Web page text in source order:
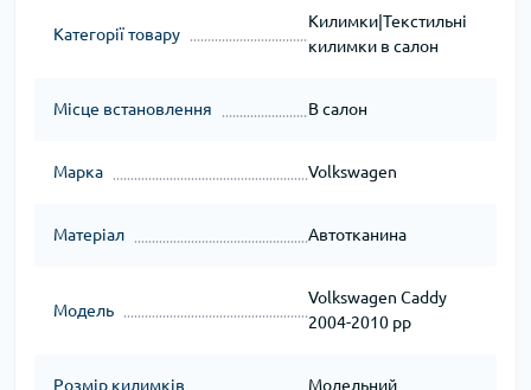
Категорії товару
Килимки|Текстильні
килимки в салон
Місце встановлення В салон
Марка Volkswagen
Матеріал Автотканина
Модель
Volkswagen Caddy
2004-2010 рр
Розмір килимків Модельний